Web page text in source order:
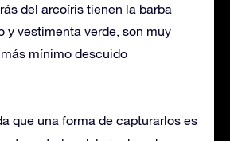
del arcoíris tienen la barba
y vestimenta verde, son muy
mínimo descuido
que una forma de capturarlos es